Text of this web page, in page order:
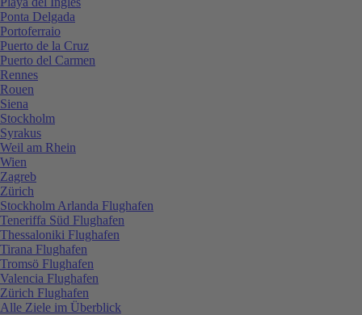
Ponta Delgada
Portoferraio
Puerto de la Cruz
Puerto del Carmen
Rennes
Rouen
Siena
Stockholm
Syrakus
Weil am Rhein
Wien
Zagreb
Zürich
Stockholm Arlanda Flughafen
Teneriffa Süd Flughafen
Thessaloniki Flughafen
Tirana Flughafen
Tromsö Flughafen
Valencia Flughafen
Zürich Flughafen
Alle Ziele im Überblick